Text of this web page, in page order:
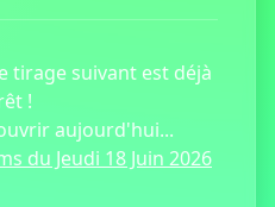
tirage suivant est déjà
!
aujourd'hui...
du Jeudi 18 Juin 2026